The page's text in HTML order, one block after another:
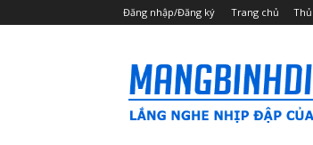
Đăng nhập/Đăng ký Trang chủ